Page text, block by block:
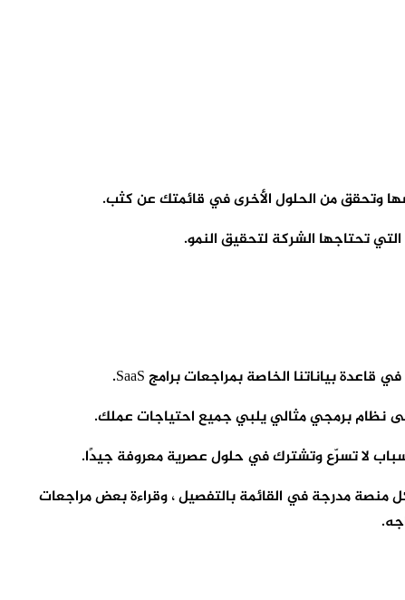
وتحقق من الحلول الأخرى في قائمتك عن كثب.
تحتاجها الشركة لتحقيق النمو.
نظام برمجي مثالي يلبي جميع احتياجات عملك.
لا تسرّع وتشترك في حلول عصرية معروفة جيدًا.
منصة مدرجة في القائمة بالتفصيل ، وقراءة بعض مراجعات